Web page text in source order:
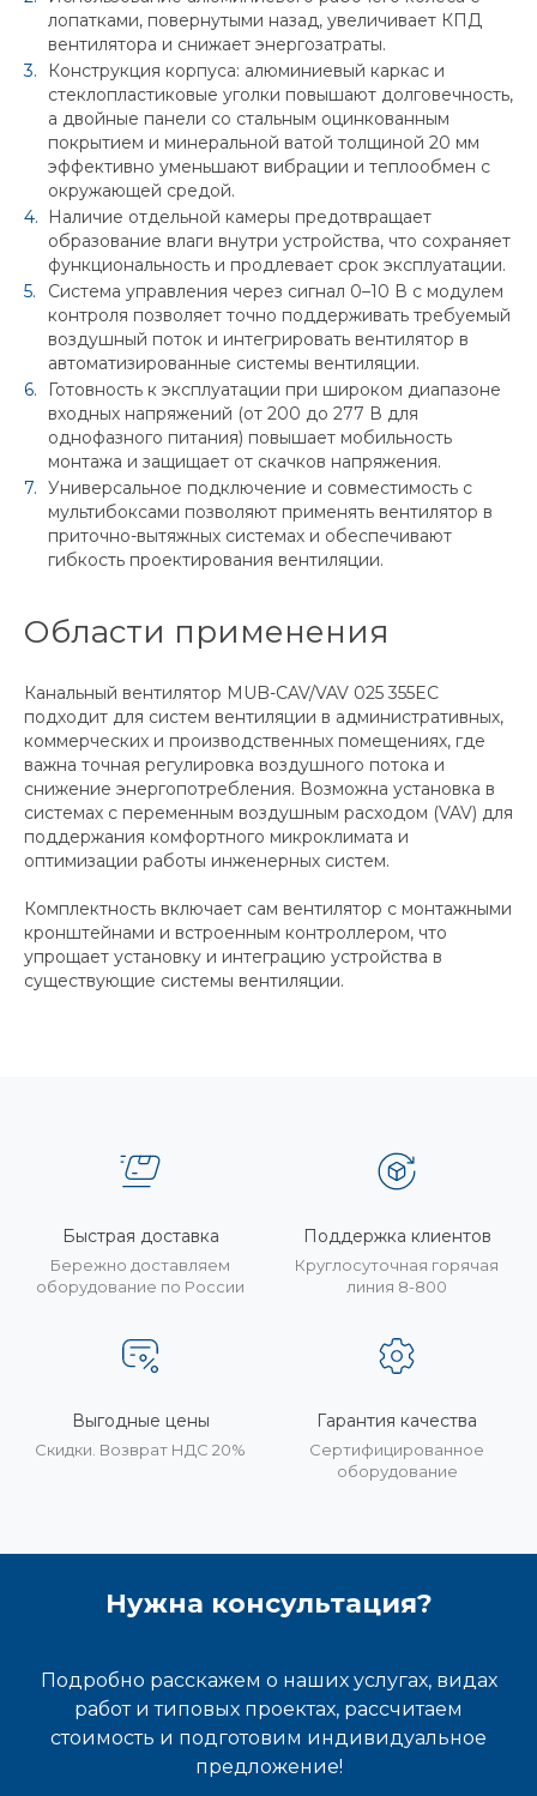
лопатками, повернутыми назад, увеличивает КПД
вентилятора и снижает энергозатраты.
Конструкция корпуса: алюминиевый каркас и
стеклопластиковые уголки повышают долговечность,
а двойные панели со стальным оцинкованным
покрытием и минеральной ватой толщиной 20 мм
эффективно уменьшают вибрации и теплообмен с
окружающей средой.
Наличие отдельной камеры предотвращает
образование влаги внутри устройства, что сохраняет
функциональность и продлевает срок эксплуатации.
Система управления через сигнал 0–10 В с модулем
контроля позволяет точно поддерживать требуемый
воздушный поток и интегрировать вентилятор в
автоматизированные системы вентиляции.
Готовность к эксплуатации при широком диапазоне
входных напряжений (от 200 до 277 В для
однофазного питания) повышает мобильность
монтажа и защищает от скачков напряжения.
Универсальное подключение и совместимость с
мультибоксами позволяют применять вентилятор в
приточно-вытяжных системах и обеспечивают
гибкость проектирования вентиляции.
Области применения
Канальный вентилятор MUB-CAV/VAV 025 355EC
подходит для систем вентиляции в административных,
коммерческих и производственных помещениях, где
важна точная регулировка воздушного потока и
снижение энергопотребления. Возможна установка в
системах с переменным воздушным расходом (VAV) для
поддержания комфортного микроклимата и
оптимизации работы инженерных систем.
Комплектность включает сам вентилятор с монтажными
кронштейнами и встроенным контроллером, что
упрощает установку и интеграцию устройства в
существующие системы вентиляции.
Быстрая доставка
Бережно доставляем
оборудование по России
Поддержка клиентов
Круглосуточная горячая
линия 8-800
Выгодные цены
Скидки. Возврат НДС 20%
Гарантия качества
Сертифицированное
оборудование
Нужна консультация?
Подробно расскажем о наших услугах, видах
работ и типовых проектах, рассчитаем
стоимость и подготовим индивидуальное
предложение!